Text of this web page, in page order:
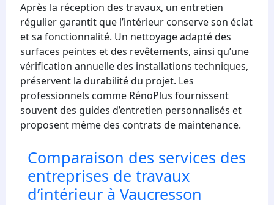
Après la réception des travaux, un entretien
régulier garantit que l’intérieur conserve son éclat
et sa fonctionnalité. Un nettoyage adapté des
surfaces peintes et des revêtements, ainsi qu’une
vérification annuelle des installations techniques,
préservent la durabilité du projet. Les
professionnels comme RénoPlus fournissent
souvent des guides d’entretien personnalisés et
proposent même des contrats de maintenance.
Comparaison des services des
entreprises de travaux
d’intérieur à Vaucresson